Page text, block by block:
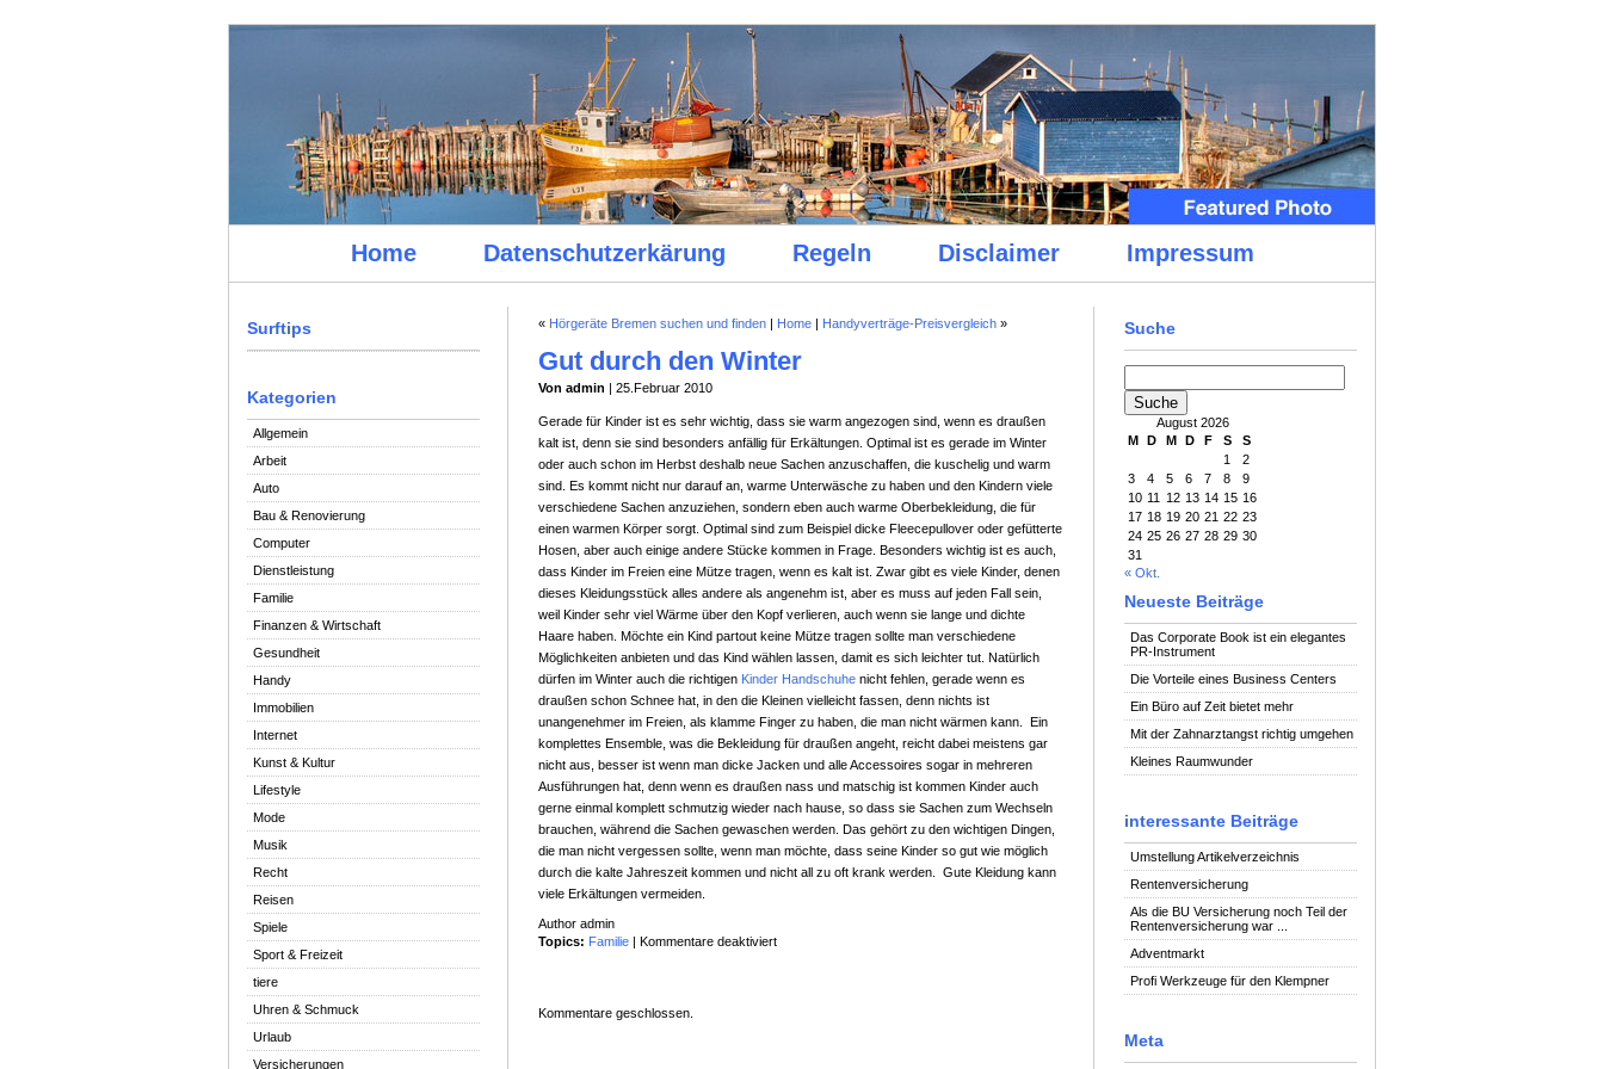
Home Datenschutzerkärung Regeln Disclaimer Impressum
Surftips
Kategorien
Allgemein
Arbeit
Auto
Bau & Renovierung
Computer
Dienstleistung
Familie
Finanzen & Wirtschaft
Gesundheit
Handy
Immobilien
Internet
Kunst & Kultur
Lifestyle
Mode
Musik
Recht
Reisen
Spiele
Sport & Freizeit
tiere
Uhren & Schmuck
Urlaub
Versicherungen
Suche
August 2026
M D M D F S
S
1
2
3
4 5 6 7 8
9
10 11 12 13 14 15 16
17 18 19 20 21 22 23
24 25 26 27 28 29 30
31
« Okt.
Neueste Beiträge
Das Corporate Book ist ein elegantes
PR-Instrument
Die Vorteile eines Business Centers
Ein Büro auf Zeit bietet mehr
Mit der Zahnarztangst richtig umgehen
Kleines Raumwunder
interessante Beiträge
Umstellung Artikelverzeichnis
Rentenversicherung
Als die BU Versicherung noch Teil der
Rentenversicherung war ...
Adventmarkt
Profi Werkzeuge für den Klempner
Meta
« Hörgeräte Bremen suchen und finden | Home | Handyverträge-Preisvergleich »
Gut durch den Winter
Von admin | 25.Februar 2010
Gerade für Kinder ist es sehr wichtig, dass sie warm angezogen sind, wenn es draußen
kalt ist, denn sie sind besonders anfällig für Erkältungen. Optimal ist es gerade im Winter
oder auch schon im Herbst deshalb neue Sachen anzuschaffen, die kuschelig und warm
sind. Es kommt nicht nur darauf an, warme Unterwäsche zu haben und den Kindern viele
verschiedene Sachen anzuziehen, sondern eben auch warme Oberbekleidung, die für
einen warmen Körper sorgt. Optimal sind zum Beispiel dicke Fleecepullover oder gefütterte
Hosen, aber auch einige andere Stücke kommen in Frage. Besonders wichtig ist es auch,
dass Kinder im Freien eine Mütze tragen, wenn es kalt ist. Zwar gibt es viele Kinder, denen
dieses Kleidungsstück alles andere als angenehm ist, aber es muss auf jeden Fall sein,
weil Kinder sehr viel Wärme über den Kopf verlieren, auch wenn sie lange und dichte
Haare haben. Möchte ein Kind partout keine Mütze tragen sollte man verschiedene
Möglichkeiten anbieten und das Kind wählen lassen, damit es sich leichter tut. Natürlich
dürfen im Winter auch die richtigen Kinder Handschuhe nicht fehlen, gerade wenn es
draußen schon Schnee hat, in den die Kleinen vielleicht fassen, denn nichts ist
unangenehmer im Freien, als klamme Finger zu haben, die man nicht wärmen kann. Ein
komplettes Ensemble, was die Bekleidung für draußen angeht, reicht dabei meistens gar
nicht aus, besser ist wenn man dicke Jacken und alle Accessoires sogar in mehreren
Ausführungen hat, denn wenn es draußen nass und matschig ist kommen Kinder auch
gerne einmal komplett schmutzig wieder nach hause, so dass sie Sachen zum Wechseln
brauchen, während die Sachen gewaschen werden. Das gehört zu den wichtigen Dingen,
die man nicht vergessen sollte, wenn man möchte, dass seine Kinder so gut wie möglich
durch die kalte Jahreszeit kommen und nicht all zu oft krank werden. Gute Kleidung kann
viele Erkältungen vermeiden.
Author admin
Topics: Familie | Kommentare deaktiviertfür
Kommentare geschlossen.